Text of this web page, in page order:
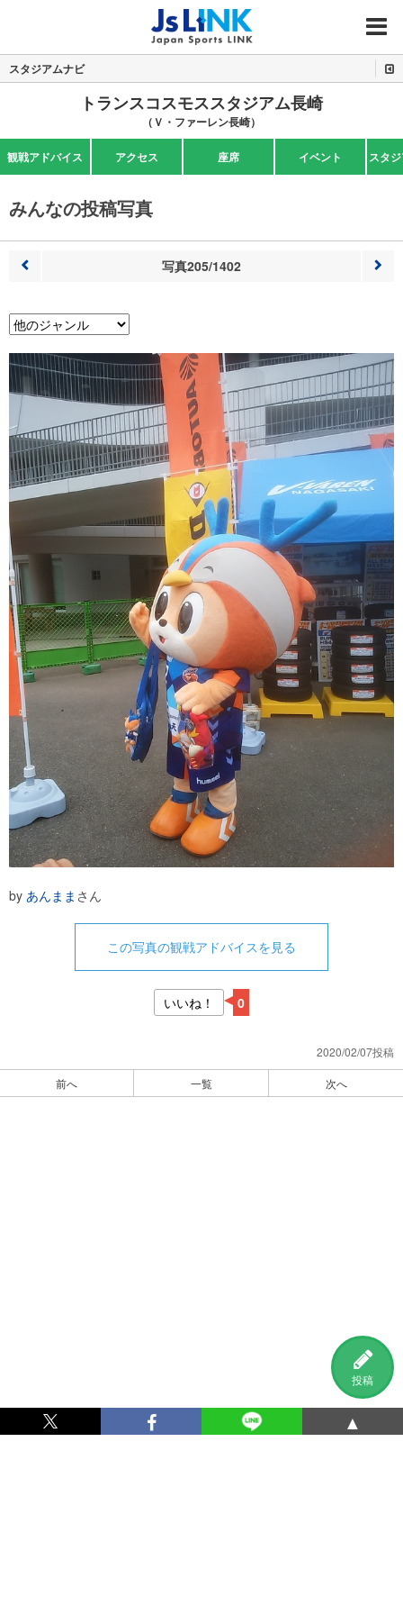
MENU
投稿
スタジアムナビ
トランスコスモススタジアム長崎
（Ｖ・ファーレン長崎）
観戦アドバイス アクセス 座席 イベント スタ
みんなの投稿写真
写真205/1402
by あんまま さん
この写真の観戦アドバイスを見る
いいね！ 0
2020/02/07投稿
前へ 一覧 次へ
▲